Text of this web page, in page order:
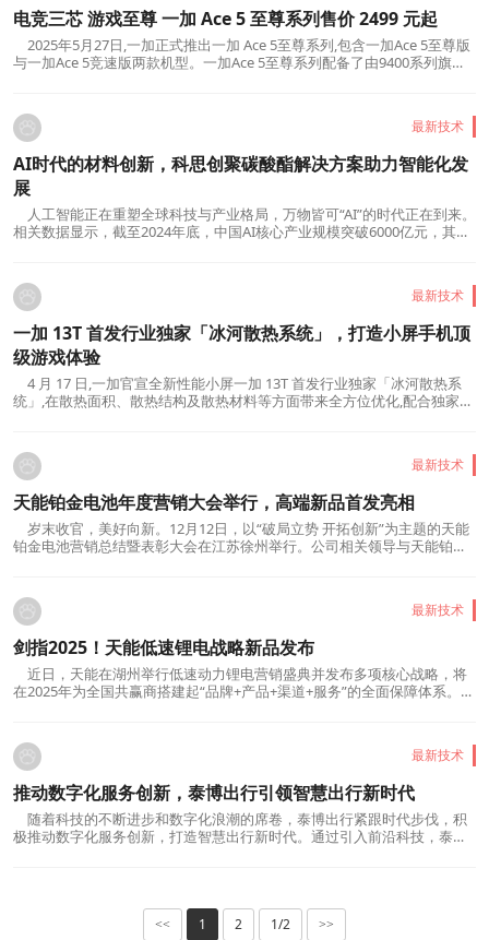
电竞三芯 游戏至尊 一加 Ace 5 至尊系列售价 2499 元起
2025年5月27日,一加正式推出一加 Ace 5至尊系列,包含一加Ace 5至尊版
与一加Ace 5竞速版两款机型。一加Ace 5至尊系列配备了由9400系列旗舰
引入天玑平台,在实现无限满帧的情况下,带来最...
最新技术
AI时代的材料创新，科思创聚碳酸酯解决方案助力智能化发
展
人工智能正在重塑全球科技与产业格局，万物皆可“AI”的时代正在到来。
相关数据显示，截至2024年底，中国AI核心产业规模突破6000亿元，其
新纪元的eVTOL，AI技术的每一次进化都离不开材...
最新技术
一加 13T 首发行业独家「冰河散热系统」，打造小屏手机顶
级游戏体验
4 月 17 日,一加官宣全新性能小屏一加 13T 首发行业独家「冰河散热系
统」,在散热面积、散热结构及散热材料等方面带来全方位优化,配合独家定
小屏手机前所未有的顶级游戏体验。一加...
最新技术
天能铂金电池年度营销大会举行，高端新品首发亮相
岁末收官，美好向新。12月12日，以“破局立势 开拓创新”为主题的天能
铂金电池营销总结暨表彰大会在江苏徐州举行。公司相关领导与天能铂金
肯定，并从行业、战略、市场、质量、服务、创新模...
最新技术
剑指2025！天能低速锂电战略新品发布
近日，天能在湖州举行低速动力锂电营销盛典并发布多项核心战略，将
在2025年为全国共赢商搭建起“品牌+产品+渠道+服务”的全面保障体系。备
的最新旗舰产品，此次发布的新品全系采用车规级L...
最新技术
推动数字化服务创新，泰博出行引领智慧出行新时代
随着科技的不断进步和数字化浪潮的席卷，泰博出行紧跟时代步伐，积
极推动数字化服务创新，打造智慧出行新时代。通过引入前沿科技，泰博
<< 1 2 1/2 >>